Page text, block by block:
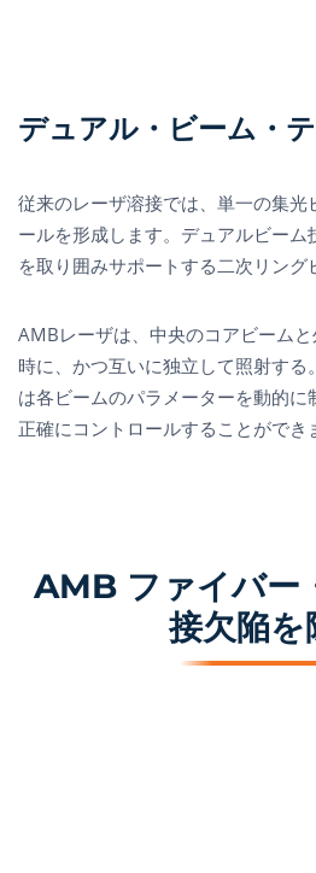
デュアル・ビーム・
従来のレーザ溶接では、単一の集
ールを形成します。デュアルビーム
を取り囲みサポートする二次リング
AMBレーザは、中央のコアビーム
時に、かつ互いに独立して照射する
は各ビームのパラメーターを動的に
正確にコントロールすることができ
AMB ファイバー
接欠陥を